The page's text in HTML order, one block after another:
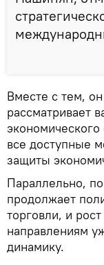
Вместе с тем,
рассматривает
все доступные
защиты
Параллельно,
продолжает
торговли, и
направлениям
динамику.